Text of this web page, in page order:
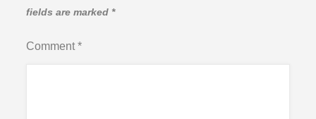
fields are marked *
Comment*